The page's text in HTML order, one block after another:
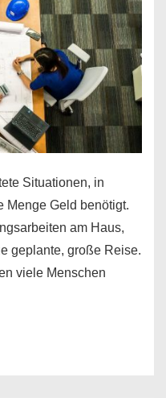
Situationen, in
Menge Geld benötigt.
am Haus,
geplante, große Reise.
viele Menschen